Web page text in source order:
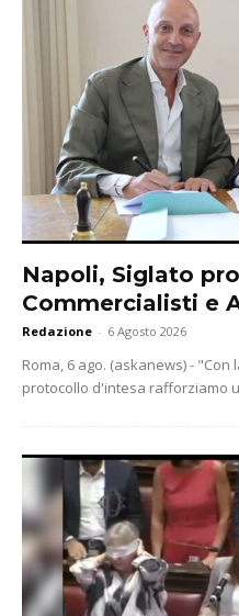
Napoli, Siglato
Commercialisti e
Redazione - 6 Agosto 2026
Roma, 6 ago. (askanews) -
protocollo d'intesa rafforziamo